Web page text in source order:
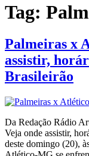
Tag:
Palmeiras x
assistir,
Brasileirão
Da Redação Rádio
Veja onde assistir,
deste domingo (20),